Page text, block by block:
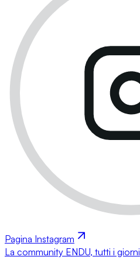
Pagina Instagram
La community ENDU, tutti i giorni